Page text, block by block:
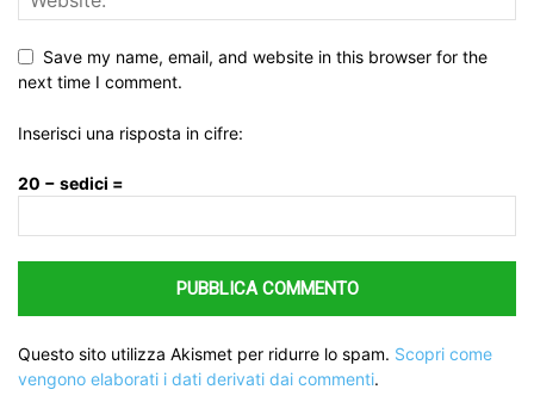
Save my name, email, and website in this browser for the
next time I comment.
Inserisci una risposta in cifre:
20 − sedici =
Questo sito utilizza Akismet per ridurre lo spam. Scopri come
vengono elaborati i dati derivati dai commenti.